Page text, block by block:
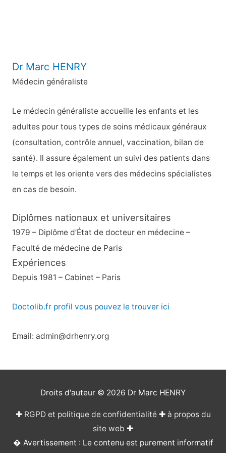
Dr Marc HENRY
Médecin généraliste
Le médecin généraliste accueille les enfants et les
adultes pour tous types de soins médicaux généraux
(consultation, contrôle annuel, vaccination, bilan de
santé). Il assure également un suivi des patients dans
le temps et les oriente vers des médecins spécialistes
en cas de besoin.
Diplômes nationaux et universitaires
1979 – Diplôme d’État de docteur en médecine –
Faculté de médecine de Paris
Expériences
Depuis 1981 – Cabinet – Paris
Doctolib.fr profil vous pouvez le trouver ici
Email: admin@drhenry.org
Droits d'auteur © 2026 Dr Marc HENRY
✚ RGPD et politique de confidentialité✚ à propos du
site web ✚
� Avertissement : Le contenu est purement informatif